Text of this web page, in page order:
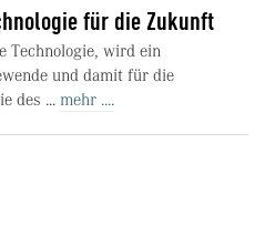
für die Zukunft
Technologie, wird ein
und damit für die
des ... mehr ....